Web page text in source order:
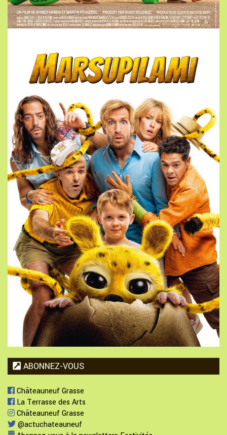
ABONNEZ-VOUS
Châteauneuf Grasse
La Terrasse des Arts
Châteauneuf Grasse
@actuchateauneuf